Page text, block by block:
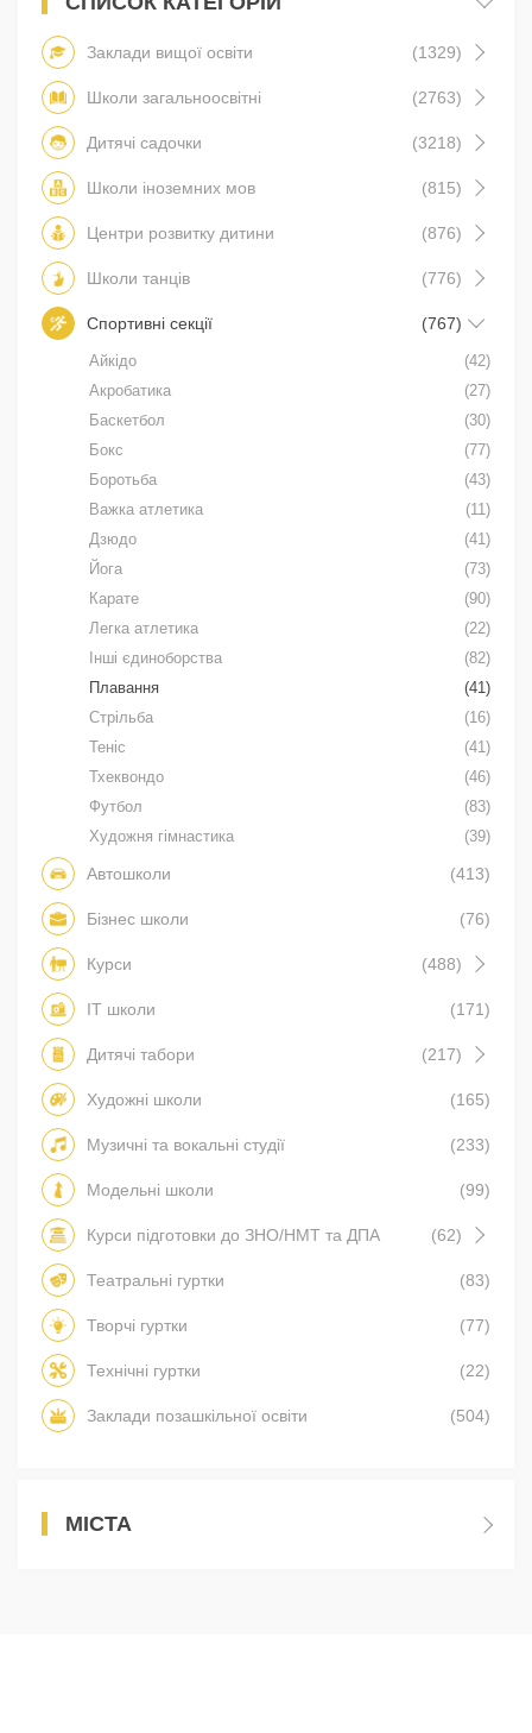
Заклади вищої освіти (1329)
Школи загальноосвітні (2763)
Дитячі садочки (3218)
Школи іноземних мов (815)
Центри розвитку дитини (876)
Школи танців (776)
Спортивні секції (767)
Айкідо
(42)
Акробатика
(27)
Баскетбол
(30)
Бокс
(77)
Боротьба
(43)
Важка атлетика
(11)
Дзюдо
(41)
Йога
(73)
Карате
(90)
Легка атлетика
(22)
Інші єдиноборства
(82)
Плавання
(41)
Стрільба
(16)
Теніс
(41)
Тхеквондо
(46)
Футбол
(83)
Художня гімнастика
(39)
Автошколи (413)
Бізнес школи (76)
Курси (488)
IT школи (171)
Дитячі табори (217)
Художні школи (165)
Музичні та вокальні студії (233)
Модельні школи (99)
Курси підготовки до ЗНО/НМТ та ДПА (62)
Театральні гуртки (83)
Творчі гуртки (77)
Технічні гуртки (22)
Заклади позашкільної освіти (504)
МІСТА